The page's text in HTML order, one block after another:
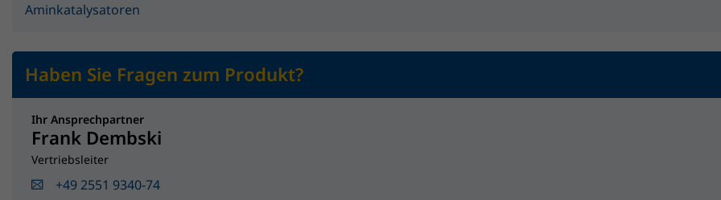
Aminkatalysatoren
Haben Sie Fragen zum Produkt?
Ihr Ansprechpartner
Frank Dembski
Vertriebsleiter
+49 2551 9340-74